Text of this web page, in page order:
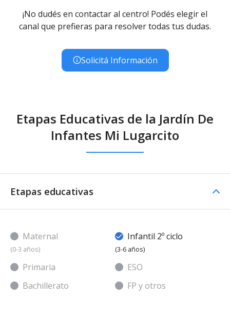
¡No dudés en contactar al centro! Podés elegir el
canal que prefieras para resolver todas tus dudas.
Solicitá Información
Etapas Educativas de la Jardín De
Infantes Mi Lugarcito
Etapas educativas
Maternal
(0-3 años)
Infantil 2º ciclo
(3-6 años)
Primaria
ESO
Bachillerato
FP y otros